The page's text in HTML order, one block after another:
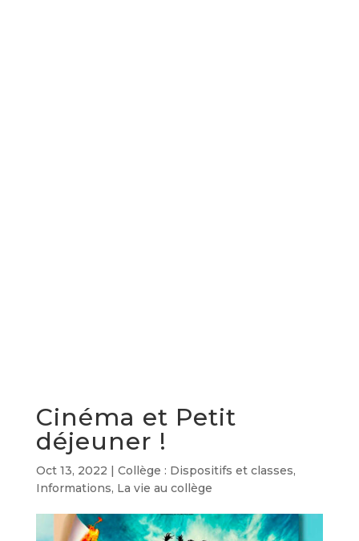
Cinéma et Petit
déjeuner !
Oct 13, 2022 | Collège : Dispositifs et classes,
Informations, La vie au collège